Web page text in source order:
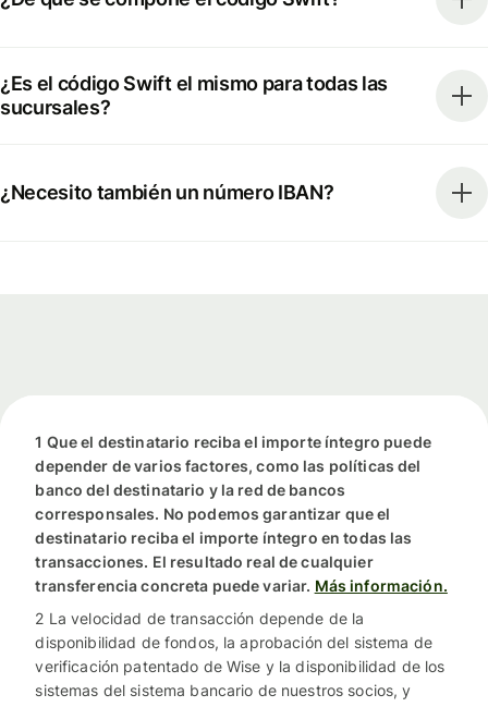
¿Es el código Swift el mismo para todas las
sucursales?
¿Necesito también un número IBAN?
1 Que el destinatario reciba el importe íntegro puede
depender de varios factores, como las políticas del
banco del destinatario y la red de bancos
corresponsales. No podemos garantizar que el
destinatario reciba el importe íntegro en todas las
transacciones. El resultado real de cualquier
transferencia concreta puede variar. Más información.
2 La velocidad de transacción depende de la
disponibilidad de fondos, la aprobación del sistema de
verificación patentado de Wise y la disponibilidad de los
sistemas del sistema bancario de nuestros socios, y